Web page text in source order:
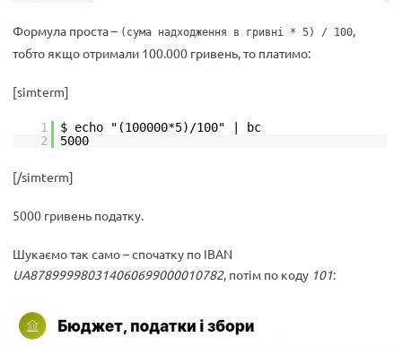
Формула проста – (сума надходження в гривні * 5) / 100,
тобто якщо отримали 100.000 гривень, то платимо:
[simterm]
1
$ echo "(100000*5)/100" | bc
2
5000
[/simterm]
5000 гривень податку.
Шукаємо так само – спочатку по IBAN
UA878999980314060699000010782, потім по коду 101: